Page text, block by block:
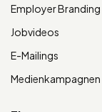
Employer Branding
Jobvideos
E-Mailings
Medienkampagnen